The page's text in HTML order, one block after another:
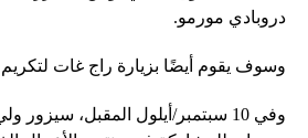
دروبادي مورمو.
وسوف يقوم أيضًا بزيارة راج غات لتكريم
وفي 10 سبتمبر/أيلول المقبل،